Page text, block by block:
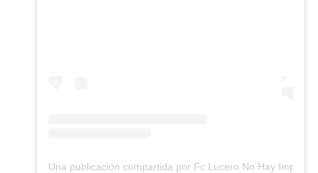
Una publicación compartida por Fc Lucero No Hay